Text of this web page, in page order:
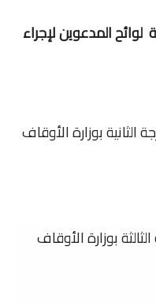
لوائح المدعوين لإجراء
الدرجة الثانية بوزارة الأوقاف
الثالثة بوزارة الأوقاف